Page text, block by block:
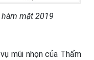
mặt 2019
mũi nhọn của Thẩm